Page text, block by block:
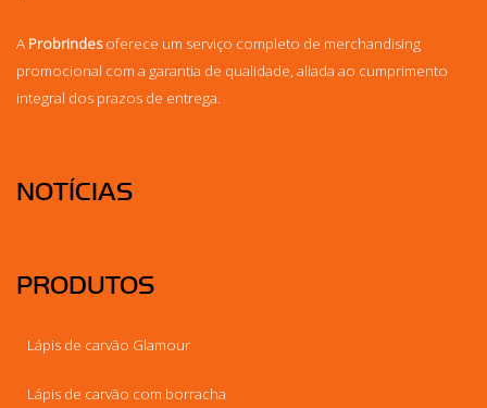
A Probrindesoferece um serviço completo de merchandising
promocional com a garantia de qualidade, aliada ao cumprimento
integral dos prazos de entrega.
NOTÍCIAS
PRODUTOS
Lápis de carvão Glamour
Lápis de carvão com borracha